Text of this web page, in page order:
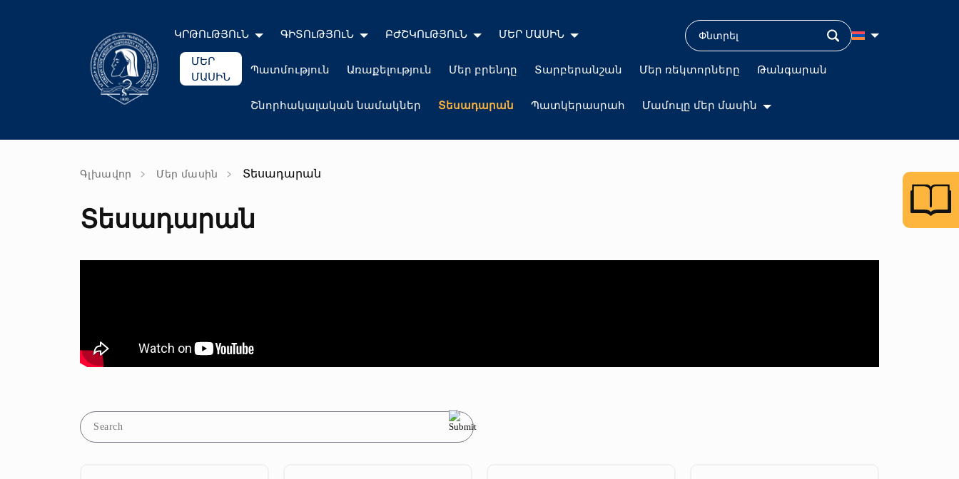
ԿՐԹՈւԹՅՈւՆ ԳԻՏՈւԹՅՈւՆ ԲԺՇԿՈւԹՅՈւՆ ՄԵՐ ՄԱՍԻՆ
ՄԵՐ
ՄԱՍԻՆ
Պատմություն Առաքելություն Մեր բրենդը Տարբերանշան Մեր ռեկտորները Թանգարան
Շնորհակալական նամակներ Տեսադարան Պատկերասրահ Մամուլը մեր մասին
Գլխավոր Մեր մասին Տեսադարան
Տեսադարան